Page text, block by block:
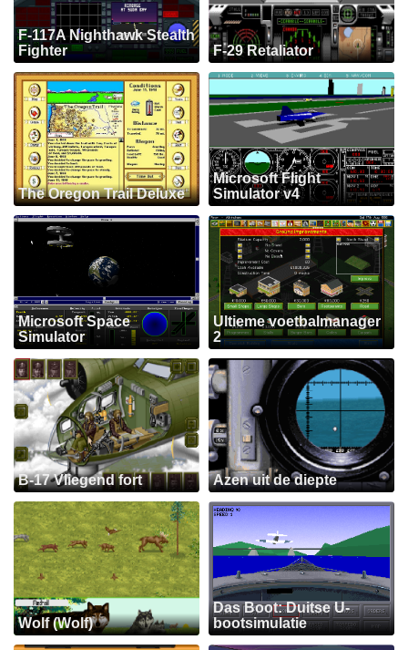
F-117A Nighthawk Stealth
Fighter
F-29 Retaliator
The Oregon Trail Deluxe
Microsoft Flight
Simulator v4
Microsoft Space
Simulator
Ultieme voetbalmanager
2
B-17 Vliegend fort Azen uit de diepte
Wolf (Wolf)
Das Boot: Duitse U-
bootsimulatie